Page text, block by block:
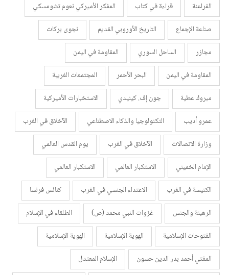
الفراعنة
قراءة في كتاب
المفكر الأميركي نعوم تشومسكي
صناعة الإجماع
التاريخ الأوروبي القديم
نجوى بركات
مجازر
الساحل السوري
المقاومة في اليمن
المقاومة في اليمن
البحر الأحمر
المجتمعات الغربية
مبروك عطية
جون إف. كينيدي
الاستخبارات الأميركية
عمرو أديب
التكنولوجيا والذكاء الاصطناعي
الآخلاق في الغرب
وزارة الاتصالات
الآخلاق في الغرب
يوم القدس العالمي
الإمام الخميني
الاستكبار العالمي
الاستكبار العالمي
الكنيسة في الغرب
الاعتداء الجنسي في الغرب
كنائس فرنسا
الرهبنة والجنس
غزوات النبي محمد (ص)
الطلقاء في الإسلام
الفتوحات الإسلامية
الهوية الإسلامية
الهوية الإسلامية
المفتي أحمد بدر الدين حسون
الإسلام المعتدل